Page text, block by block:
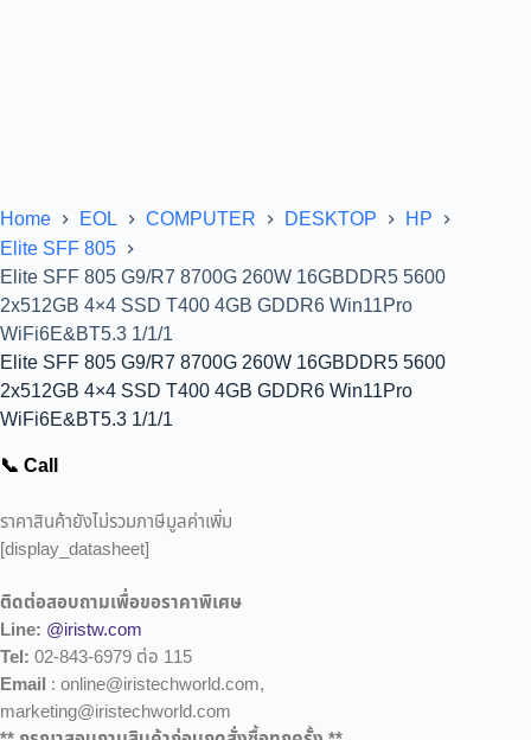
Home EOL COMPUTER DESKTOP
HP
Elite SFF 805
Elite SFF 805 G9/R7 8700G 260W 16GBDDR5 5600
2x512GB 4×4 SSD T400 4GB GDDR6 Win11Pro
WiFi6E&BT5.3 1/1/1
Elite SFF 805 G9/R7 8700G 260W 16GBDDR5 5600
2x512GB 4×4 SSD T400 4GB GDDR6 Win11Pro
WiFi6E&BT5.3 1/1/1
📞 Call
ราคาสินค้ายังไม่รวมภาษีมูลค่าเพิ่ม
[display_datasheet]
ติดต่อสอบถามเพื่อขอราคาพิเศษ
Line: @iristw.com
Tel: 02-843-6979 ต่อ 115
Email : online@iristechworld.com,
marketing@iristechworld.com